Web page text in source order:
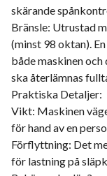
skärande
Bränsle: Utrustad
(minst 98 oktan).
både maskinen
ska återlämnas
Praktiska Detaljer:
Vikt: Maskinen
för hand av en
Förflyttning: Det
för lastning på